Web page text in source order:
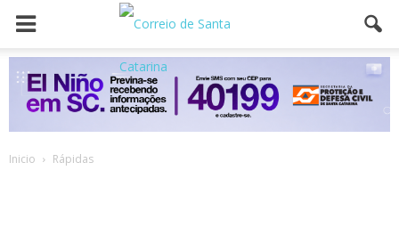
Inicio Rápidas